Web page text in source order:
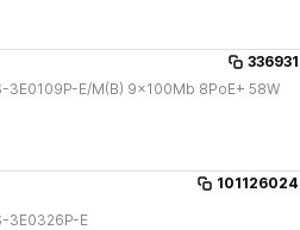
336931
E/​M(B) 9x100Mb 8PoE+ 58W
101126024
3E0326P-E